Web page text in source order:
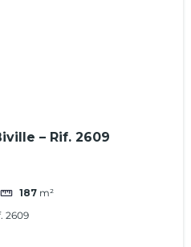
– Rif. 2609
187 m²
2609